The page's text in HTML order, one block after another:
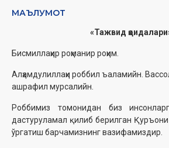
МАЪЛУМОТ
«Тажвид
Бисмиллаҳир роҳманир роҳим.‎
Алҳамдулиллаҳи роббил ъаламийн.
ашрафил ‎мурсалийн.‎
Роббимиз томонидан биз
дастуруламал қилиб ‎берилган
‎ўргатиш барчамизнинг вазифамиздир.‎